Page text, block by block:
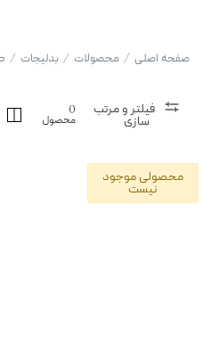
صفحه اصلی / محصولات / بدلیجات /
فیلتر و مرتب
سازی
0
محصول
محصولی موجود
نیست